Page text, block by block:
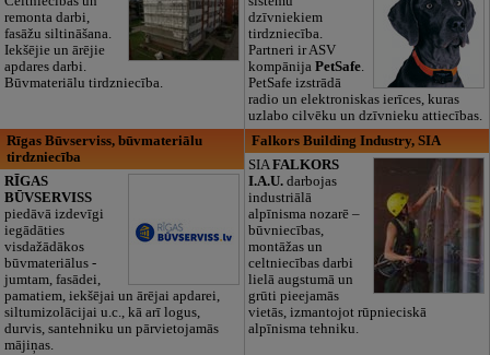
remonta darbi,
fasāžu siltināšana.
Iekšējie un ārējie
apdares darbi.
Būvmateriālu tirdzniecība.
dzīvniekiem
tirdzniecība.
Partneri ir ASV
kompānijaPetSafe.
PetSafe izstrādā
radio un elektroniskas ierīces, kuras
uzlabo cilvēku un dzīvnieku attiecības.
Rīgas Būvserviss, būvmateriālu
tirdzniecība
RĪGAS
BŪVSERVISS
piedāvā izdevīgi
iegādāties
visdažādākos
būvmateriālus -
jumtam, fasādei,
pamatiem, iekšējai un ārējai apdarei,
siltumizolācijai u.c., kā arī logus,
durvis, santehniku un pārvietojamās
mājiņas.
Falkors Building Industry, SIA
SIAFALKORS
I.A.U. darbojas
industriālā
alpīnisma nozarē –
būvniecības,
montāžas un
celtniecības darbi
lielā augstumā un
grūti pieejamās
vietās, izmantojot rūpnieciskā
alpīnisma tehniku.